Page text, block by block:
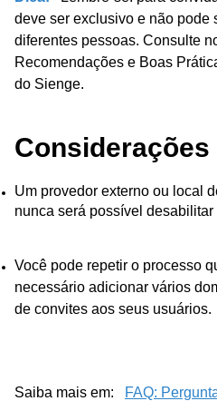
deve ser exclusivo e não pode
diferentes pessoas. Consulte
Recomendações e Boas
do Sienge.
Considerações
Um provedor externo ou local
nunca será possível
Você pode repetir o processo
necessário adicionar vários
de convites aos seus usuários.
Saiba mais em:
FAQ: